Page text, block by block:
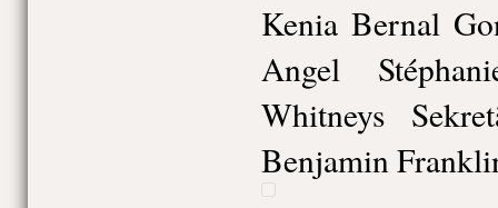
Kenia Bernal
Angel
Whitneys
Benjamin